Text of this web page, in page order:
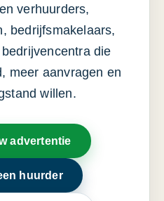
verhuurders,
bedrijfsmakelaars,
die
meer aanvragen en
willen.
advertentie
huurder